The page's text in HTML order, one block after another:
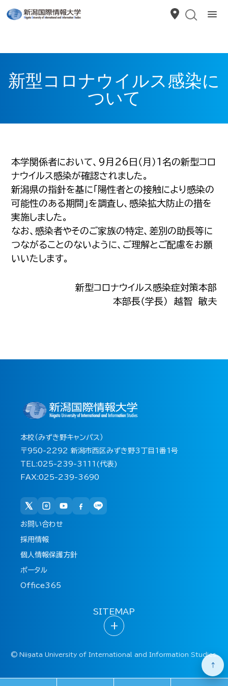
新型コロナウイルス感染に
ついて
本学関係者において、9月26日（月）1名の新型コロ
ナウイルス感染が確認されました。
新潟県の指針を基に「陽性者との接触により感染の
可能性のある期間」を調査し、感染拡大防止の措を
実施しました。
なお、感染者やそのご家族の特定、差別の助長等に
つながることのないように、ご理解とご配慮をお願
いいたします。
新型コロナウイルス感染症対策本部
本部長（学長） 越智 敏夫
本校（みずき野キャンパス）
〒950-2292 新潟市西区みずき野3丁目1番1号
TEL:025-239-3111(代表)
FAX:025-239-3690
お問い合わせ
採用情報
個人情報保護方針
ポータル
Office365
SITEMAP
+
©Niigata University of International and Information Studies.
↑